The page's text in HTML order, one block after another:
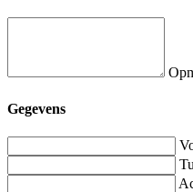
Gegevens